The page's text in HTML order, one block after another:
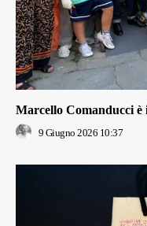
Marcello Comanducci è
9 Giugno 2026 10:37